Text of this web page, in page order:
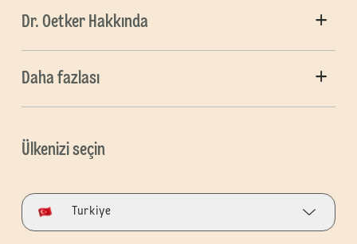
Dr. Oetker Hakkında
Daha fazlası
Ülkenizi seçin
Turkiye